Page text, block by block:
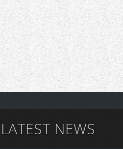
LATEST NEWS